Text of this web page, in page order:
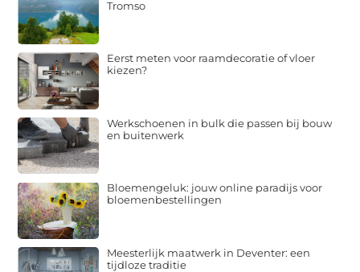
Tromso
Eerst meten voor raamdecoratie of vloer
kiezen?
Werkschoenen in bulk die passen bij bouw
en buitenwerk
Bloemengeluk: jouw online paradijs voor
bloemenbestellingen
Meesterlijk maatwerk in Deventer: een
tijdloze traditie